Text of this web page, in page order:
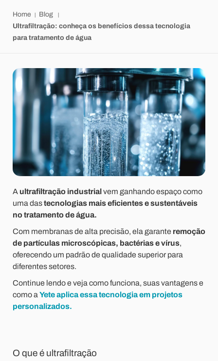
Home
Blog
Ultrafiltração: conheça os benefícios dessa tecnologia
para tratamento de água
A ultrafiltração industrial vem ganhando espaço como
uma dastecnologias mais eficientes e sustentáveis
no tratamento de água.
Com membranas de alta precisão, ela garante remoção
de partículas microscópicas, bactérias e vírus,
oferecendo um padrão de qualidade superior para
diferentes setores.
Continue lendo e veja como funciona, suas vantagens e
como a Yete aplica essa tecnologia em projetos
personalizados.
O que é ultrafiltração